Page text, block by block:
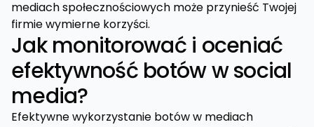
mediach społecznościowych może przynieść Twojej
firmie wymierne korzyści.
Jak monitorować i oceniać
efektywność botów w social
media?
Efektywne wykorzystanie botów w mediach